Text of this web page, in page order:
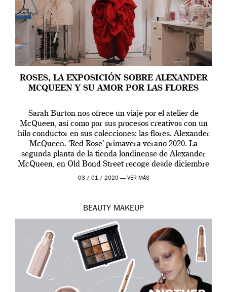
ROSES, LA EXPOSICIÓN SOBRE ALEXANDER
MCQUEEN Y SU AMOR POR LAS FLORES
Sarah Burton nos ofrece un viaje por el atelier de
McQueen, así como por sus procesos creativos con un
hilo conductor en sus colecciones: las flores. Alexander
McQueen. ‘Red Rose’ primavera-verano 2020. La
segunda planta de la tienda londinense de Alexander
McQueen, en Old Bond Street recoge desde diciembre
de 2019 hasta final de abril […]
03 / 01 / 2020 — VER MÁS
BEAUTY MAKEUP